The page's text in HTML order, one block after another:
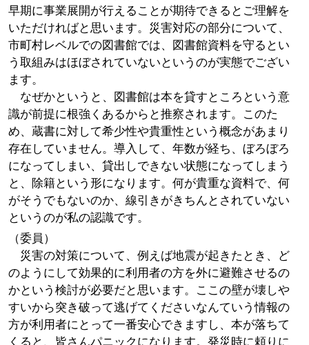
早期に事業展開が行えることが期待できるとご理解を
いただければと思います。災害対応の部分について、
市町村レベルでの図書館では、図書館資料を守るとい
う取組みはほぼされていないというのが実態でござい
ます。
なぜかというと、図書館は本を貸すところという意
識が前提に根強くあるからと推察されます。このた
め、蔵書に対して希少性や貴重性という概念があまり
存在していません。導入して、年数が経ち、ぼろぼろ
になってしまい、貸出しできない状態になってしまう
と、除籍という形になります。何が貴重な資料で、何
がそうでもないのか、線引きがきちんとされていない
というのが私の認識です。
（委員）
災害の対策について、例えば地震が起きたとき、ど
のようにして効果的に利用者の方を外に避難させるの
かという検討が必要だと思います。ここの壁が壊しや
すいから突き破って逃げてくださいなんていう情報の
方が利用者にとって一番安心できますし、本が落ちて
くると、皆さんパニックになります。発災時に頼りに